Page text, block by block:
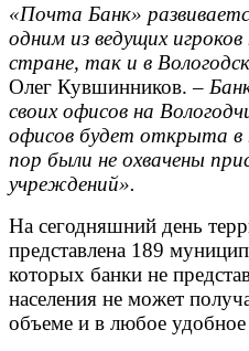
«Почта Банк»
одним из ведущих игроков
стране, так и в
Олег Кувшинников.–
своих офисов на
офисов будет открыта в
пор были не охвачены
учреждений».
На сегодняшний день
представлена 189
которых банки не
населения не может
объеме и в любое